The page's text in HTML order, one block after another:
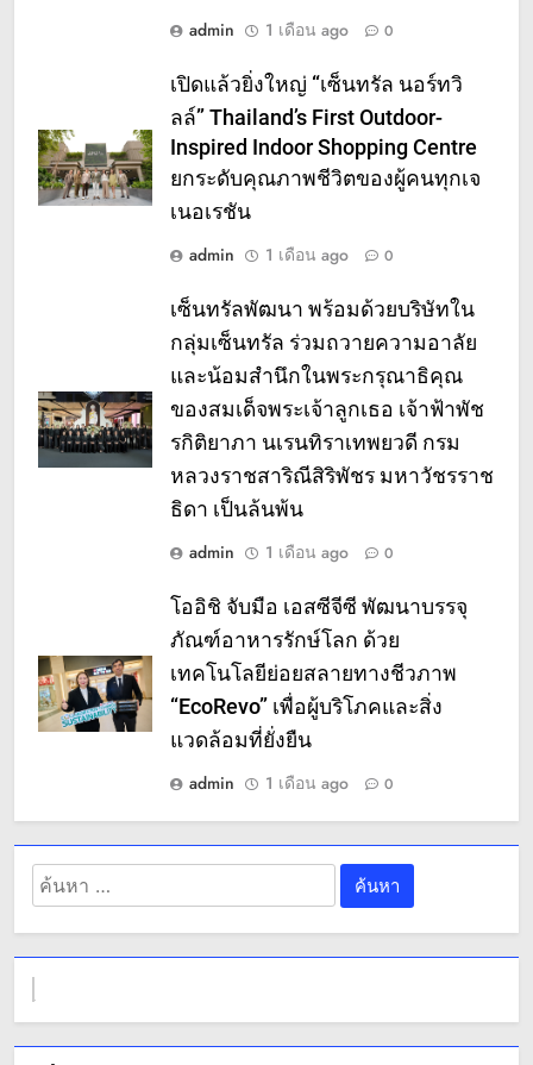
admin
1 เดือน ago 0
เปิดแล้วยิ่งใหญ่ “เซ็นทรัล นอร์ทวิ
ลล์” Thailand’s First Outdoor-
Inspired Indoor Shopping Centre
ยกระดับคุณภาพชีวิตของผู้คนทุกเจ
เนอเรชัน
admin
1 เดือน ago 0
เซ็นทรัลพัฒนา พร้อมด้วยบริษัทใน
กลุ่มเซ็นทรัล ร่วมถวายความอาลัย
และน้อมสำนึกในพระกรุณาธิคุณ
ของสมเด็จพระเจ้าลูกเธอ เจ้าฟ้าพัช
รกิติยาภา นเรนทิราเทพยวดี กรม
หลวงราชสาริณีสิริพัชร มหาวัชรราช
ธิดา เป็นล้นพ้น
admin
1 เดือน ago 0
โออิชิ จับมือ เอสซีจีซี พัฒนาบรรจุ
ภัณฑ์อาหารรักษ์โลก ด้วย
เทคโนโลยีย่อยสลายทางชีวภาพ
“EcoRevo” เพื่อผู้บริโภคและสิ่ง
แวดล้อมที่ยั่งยืน
admin
1 เดือน ago 0
ค้นหา
สำหรับ: